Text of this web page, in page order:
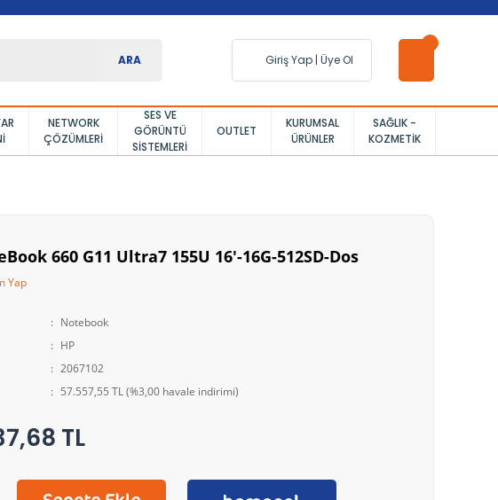
ARA Giriş Yap | Üye Ol
NETWORK
ÇÖZÜMLERI
SES VE
GÖRÜNTÜ
SISTEMLERI
OUTLET
KURUMSAL
ÜRÜNLER
SAĞLIK -
KOZMETIK
660 G11 Ultra7 155U 16'-16G-512SD-Dos
Yap
Notebook
HP
2067102
57.557,55 TL (%3,00 havale indirimi)
TL